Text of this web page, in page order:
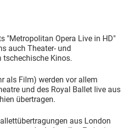
"Metropolitan Opera Live in HD"
auch Theater- und
Kinos.
als Film) werden vor allem
und des Royal Ballet live aus
übertragen.
aus London